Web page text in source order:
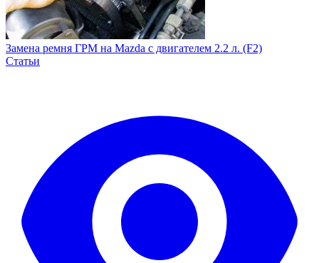
Замена ремня ГРМ на Mazda с двигателем 2.2 л. (F2)
Статьи